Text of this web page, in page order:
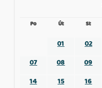
Po Út St
01 02
07
08 09
14
15 16